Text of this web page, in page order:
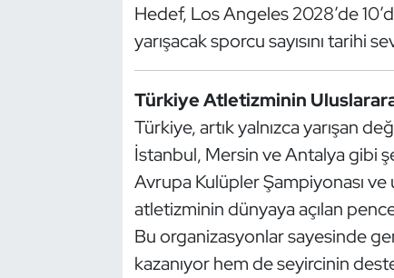
Hedef, Los Angeles 2028’de
yarışacak sporcu sayısını tarihi
Türkiye Atletizminin
Türkiye, artık yalnızca yarışan
İstanbul, Mersin ve Antalya gibi
Avrupa Kulüpler Şampiyonası ve
atletizminin dünyaya açılan
Bu organizasyonlar sayesinde
kazanıyor hem de seyircinin
Sualtı Sporları
Vücut Geliştirme Fitness